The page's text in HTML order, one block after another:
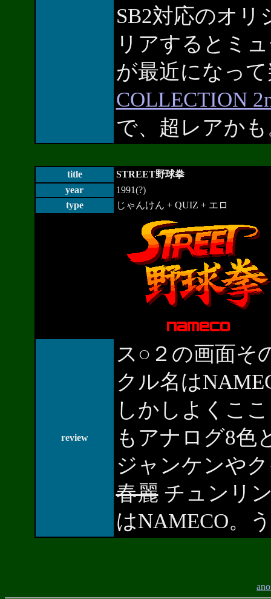
SB2対応のオ
リアするとミ
が最近になっ
COLLECTION
で、超レアか
title
STREET野球拳
year
1991(?)
type
じゃんけん + QUIZ + エロ
review
ス○２の画面そ
クル名は
しかしよくこ
もアナログ8色
ジャンケンや
春麗チュンリ
はNAMECO。